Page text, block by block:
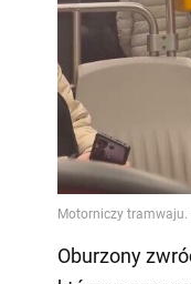
Oburzony